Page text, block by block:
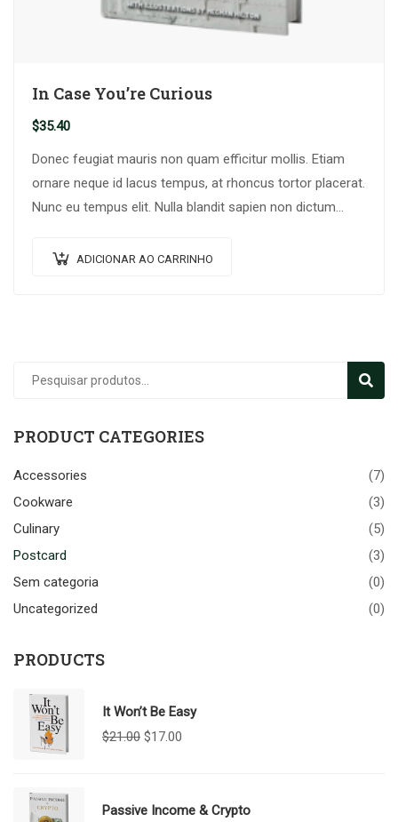
In Case You’re Curious
$35.40
Donec feugiat mauris non quam efficitur mollis. Etiam
ornare neque id lacus tempus, at rhoncus tortor placerat.
Nunc eu tempus elit. Nulla blandit sapien non dictum
ADICIONAR AO CARRINHO
Pesquisar
PRODUCT CATEGORIES
Accessories
(7)
Cookware
(3)
Culinary
(5)
Postcard
(3)
Sem categoria
(0)
Uncategorized
(0)
PRODUCTS
It Won’t Be Easy
$21.00 O
$21.00.
$17.00
$17.00.
Passive Income & Crypto